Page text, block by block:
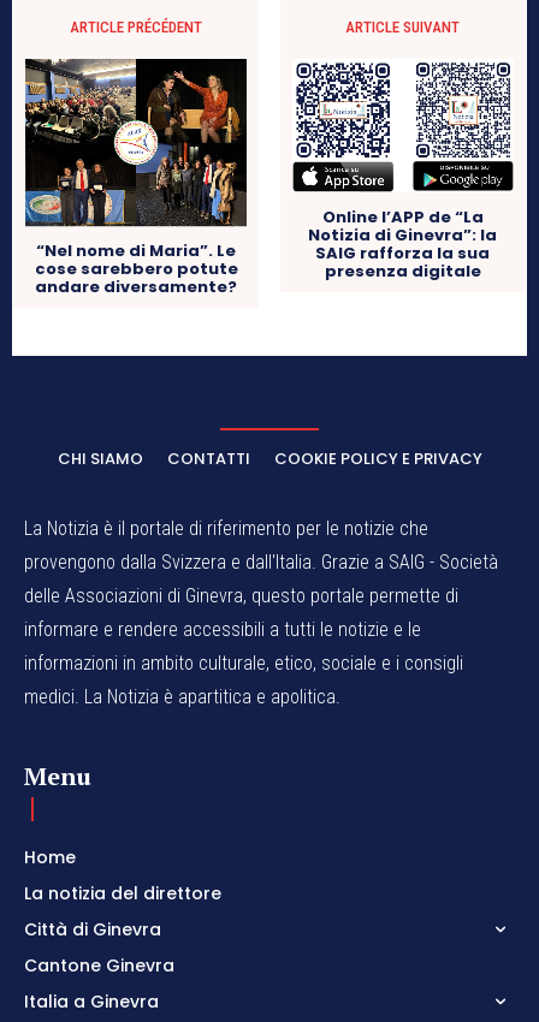
ARTICLE PRÉCÉDENT
“Nel nome di Maria”. Le
cose sarebbero potute
andare diversamente?
ARTICLE SUIVANT
Online l’APP de “La
Notizia di Ginevra”: la
SAIG rafforza la sua
presenza digitale
CHI SIAMO CONTATTI COOKIE POLICY E PRIVACY
La Notizia è il portale di riferimento per le notizie che
provengono dalla Svizzera e dall'Italia. Grazie a SAIG - Società
delle Associazioni di Ginevra, questo portale permette di
informare e rendere accessibili a tutti le notizie e le
informazioni in ambito culturale, etico, sociale e i consigli
medici. La Notizia è apartitica e apolitica.
Menu
Home
La notizia del direttore
Città di Ginevra
Cantone Ginevra
Italia a Ginevra